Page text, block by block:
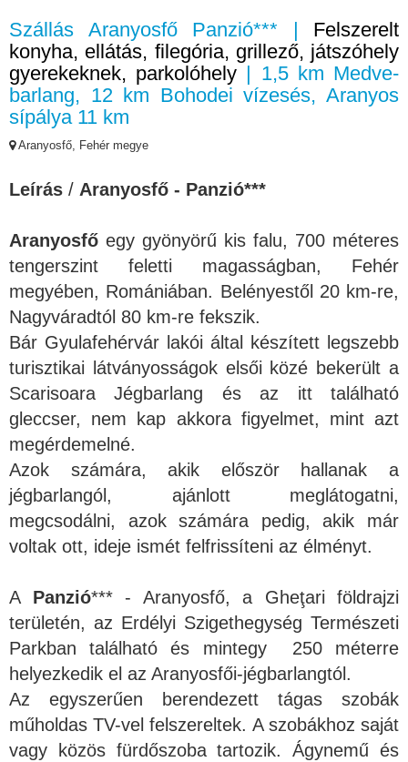
Szállás Aranyosfő Panzió*** | Felszerelt
konyha, ellátás, filegória, grillező, játszóhely
gyerekeknek, parkolóhely | 1,5 km Medve-
barlang, 12 km Bohodei vízesés, Aranyos
sípálya 11 km
Aranyosfő, Fehér megye
Leírás / Aranyosfő - Panzió***
Aranyosfő egy gyönyörű kis falu, 700 méteres
tengerszint feletti magasságban, Fehér
megyében, Romániában. Belényestől 20 km-re,
Nagyváradtól 80 km-re fekszik.
Bár Gyulafehérvár lakói által készített legszebb
turisztikai látványosságok elsői közé bekerült a
Scarisoara Jégbarlang és az itt található
gleccser, nem kap akkora figyelmet, mint azt
megérdemelné.
Azok számára, akik először hallanak a
jégbarlangól, ajánlott meglátogatni,
megcsodálni, azok számára pedig, akik már
voltak ott, ideje ismét felfrissíteni az élményt.
A Panzió*** - Aranyosfő, a Gheţari földrajzi
területén, az Erdélyi Szigethegység Természeti
Parkban található és mintegy 250 méterre
helyezkedik el az Aranyosfői-jégbarlangtól.
Az egyszerűen berendezett tágas szobák
műholdas TV-vel felszereltek. A szobákhoz saját
vagy közös fürdőszoba tartozik. Ágynemű és